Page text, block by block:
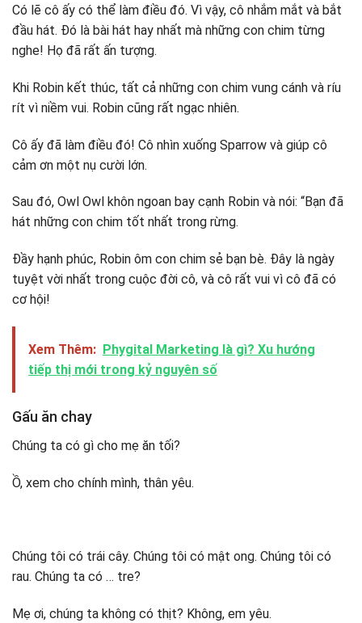
Có lẽ cô ấy có thể làm điều đó. Vì vậy, cô nhắm mắt và bắt
đầu hát. Đó là bài hát hay nhất mà những con chim từng
nghe! Họ đã rất ấn tượng.
Khi Robin kết thúc, tất cả những con chim vung cánh và ríu
rít vì niềm vui. Robin cũng rất ngạc nhiên.
Cô ấy đã làm điều đó! Cô nhìn xuống Sparrow và giúp cô
cảm ơn một nụ cười lớn.
Sau đó, Owl Owl khôn ngoan bay cạnh Robin và nói: “Bạn đã
hát những con chim tốt nhất trong rừng.
Đầy hạnh phúc, Robin ôm con chim sẻ bạn bè. Đây là ngày
tuyệt vời nhất trong cuộc đời cô, và cô rất vui vì cô đã có
cơ hội!
Xem Thêm: Phygital Marketing là gì? Xu hướng
tiếp thị mới trong kỷ nguyên số
Gấu ăn chay
Chúng ta có gì cho mẹ ăn tối?
Ồ, xem cho chính mình, thân yêu.
Chúng tôi có trái cây. Chúng tôi có mật ong. Chúng tôi có
rau. Chúng ta có … tre?
Mẹ ơi, chúng ta không có thịt? Không, em yêu.